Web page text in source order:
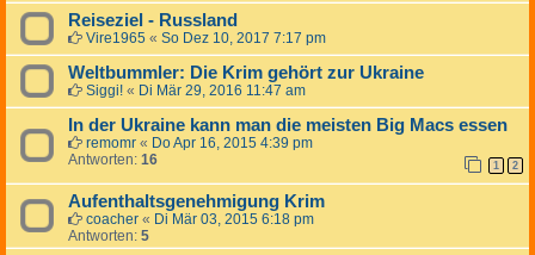
Reiseziel - Russland
Vire1965 « So Dez 10, 2017 7:17 pm
Weltbummler: Die Krim gehört zur Ukraine
Siggi! « Di Mär 29, 2016 11:47 am
In der Ukraine kann man die meisten Big Macs essen
remomr « Do Apr 16, 2015 4:39 pm
Antworten: 16 1 2
Aufenthaltsgenehmigung Krim
coacher « Di Mär 03, 2015 6:18 pm
Antworten: 5